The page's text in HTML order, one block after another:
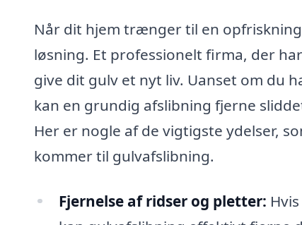
Når dit hjem trænger til en
løsning. Et professionelt firma, der
give dit gulv et nyt liv. Uanset om
kan en grundig afslibning fjerne
Her er nogle af de vigtigste ydelser,
kommer til gulvafslibning.
Fjernelse af ridser og pletter: